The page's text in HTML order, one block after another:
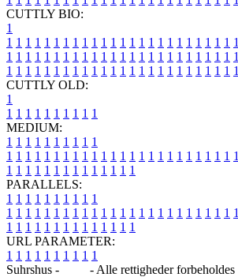
CUTTLY BIO:
1
1 1 1 1 1 1 1 1 1 1 1 1 1 1 1 1 1 1 1 1 1 1 1 1 1
1 1 1 1 1 1 1 1 1 1 1 1 1 1 1 1 1 1 1 1 1 1 1 1 1
1 1 1 1 1 1 1 1 1 1 1 1 1 1 1 1 1 1 1 1 1 1 1 1 1
CUTTLY OLD:
1
1 1 1 1 1 1 1 1 1 1
MEDIUM:
1 1 1 1 1 1 1 1 1 1
1 1 1 1 1 1 1 1 1 1 1 1 1 1 1 1 1 1 1 1 1 1 1 1 1
1 1 1 1 1 1 1 1 1 1 1 1 1 1
PARALLELS:
1 1 1 1 1 1 1 1 1 1
1 1 1 1 1 1 1 1 1 1 1 1 1 1 1 1 1 1 1 1 1 1 1 1 1
1 1 1 1 1 1 1 1 1 1 1 1 1 1
URL PARAMETER:
1 1 1 1 1 1 1 1 1 1
Suhrshus -
- Alle rettigheder forbeholdes